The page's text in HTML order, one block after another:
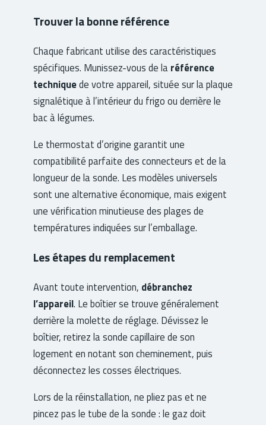
Trouver la bonne référence
Chaque fabricant utilise des caractéristiques
spécifiques. Munissez-vous de la référence
techniquede votre appareil, située sur la plaque
signalétique à l’intérieur du frigo ou derrière le
bac à légumes.
Le thermostat d’origine garantit une
compatibilité parfaite des connecteurs et de la
longueur de la sonde. Les modèles universels
sont une alternative économique, mais exigent
une vérification minutieuse des plages de
températures indiquées sur l’emballage.
Les étapes du remplacement
Avant toute intervention, débranchez
l’appareil. Le boîtier se trouve généralement
derrière la molette de réglage. Dévissez le
boîtier, retirez la sonde capillaire de son
logement en notant son cheminement, puis
déconnectez les cosses électriques.
Lors de la réinstallation, ne pliez pas et ne
pincez pas le tube de la sonde : le gaz doit